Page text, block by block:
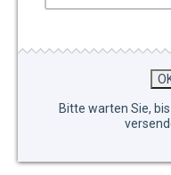
Bitte warten Sie,